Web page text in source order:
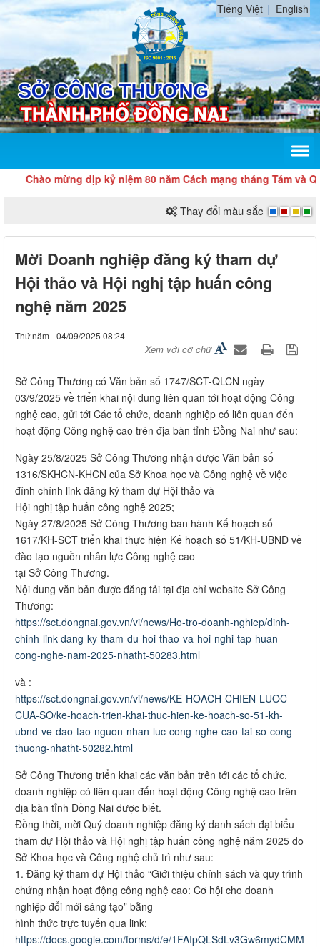
Tiếng Việt English
mừng dịp kỷ niệm 80 năm Cách mạng tháng Tám và Quốc
Thay đổi màu sắc
Mời Doanh nghiệp đăng ký tham dự
Hội thảo và Hội nghị tập huấn công
nghệ năm 2025
Thứ năm - 04/09/2025 08:24
Xem với cỡ chữ
Sở Công Thương có Văn bản số 1747/SCT-QLCN ngày
03/9/2025 về triển khai nội dung liên quan tới hoạt động Công
nghệ cao, gửi tới Các tổ chức, doanh nghiệp có liên quan đến
hoạt động Công nghệ cao trên địa bàn tỉnh Đồng Nai như sau:
Ngày 25/8/2025 Sở Công Thương nhận được Văn bản số
1316/SKHCN-KHCN của Sở Khoa học và Công nghệ về việc
đính chính link đăng ký tham dự Hội thảo và
Hội nghị tập huấn công nghệ 2025;
Ngày 27/8/2025 Sở Công Thương ban hành Kế hoạch số
1617/KH-SCT triển khai thực hiện Kế hoạch số 51/KH-UBND về
đào tạo nguồn nhân lực Công nghệ cao
tại Sở Công Thương.
Nội dung văn bản được đăng tải tại địa chỉ website Sở Công
Thương:
https://sct.dongnai.gov.vn/vi/news/Ho-tro-doanh-nghiep/dinh-
chinh-link-dang-ky-tham-du-hoi-thao-va-hoi-nghi-tap-huan-
cong-nghe-nam-2025-nhatht-50283.html
và :
https://sct.dongnai.gov.vn/vi/news/KE-HOACH-CHIEN-LUOC-
CUA-SO/ke-hoach-trien-khai-thuc-hien-ke-hoach-so-51-kh-
ubnd-ve-dao-tao-nguon-nhan-luc-cong-nghe-cao-tai-so-cong-
thuong-nhatht-50282.html
Sở Công Thương triển khai các văn bản trên tới các tổ chức,
doanh nghiệp có liên quan đến hoạt động Công nghệ cao trên
địa bàn tỉnh Đồng Nai được biết.
Đồng thời, mời Quý doanh nghiệp đăng ký danh sách đại biểu
tham dự Hội thảo và Hội nghị tập huấn công nghệ năm 2025 do
Sở Khoa học và Công nghệ chủ trì như sau:
1. Đăng ký tham dự Hội thảo “Giới thiệu chính sách và quy trình
chứng nhận hoạt động công nghệ cao: Cơ hội cho doanh
nghiệp đổi mới sáng tạo” bằng
hình thức trực tuyến qua link:
https://docs.google.com/forms/d/e/